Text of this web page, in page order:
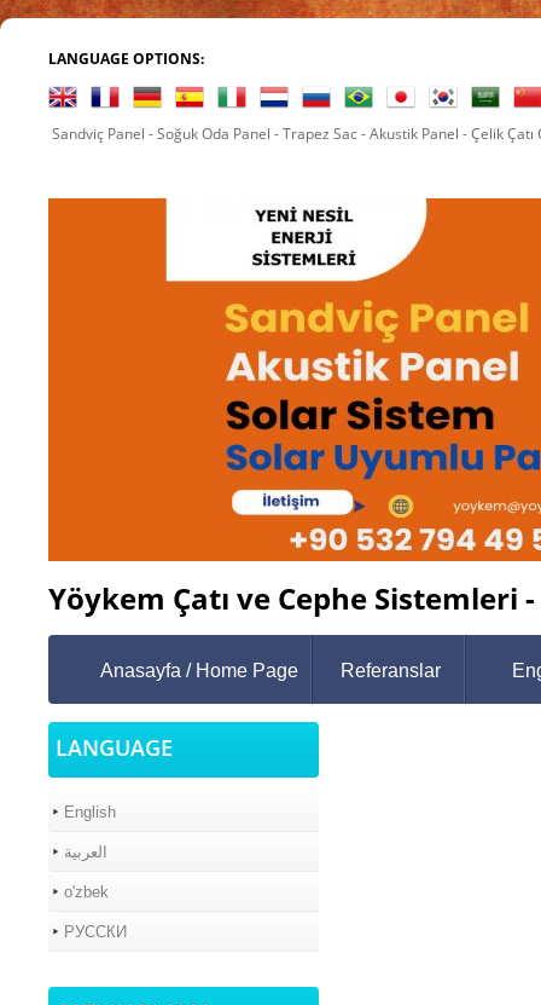
LANGUAGE OPTIONS:
Sandviç Panel - Soğuk Oda Panel - Trapez Sac - Akustik Panel - Çelik
Yöykem Çatı ve Cephe
Anasayfa / Home Page Referanslar
LANGUAGE
English
العربية
o'zbek
РУССКИ